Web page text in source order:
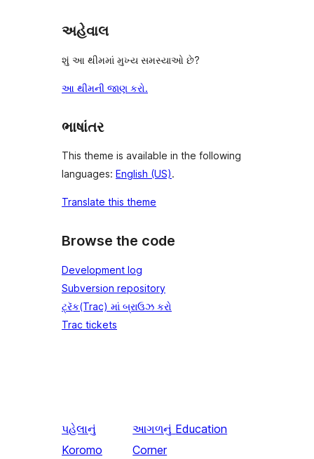
અહેવાલ
શું આ થીમમાં મુખ્ય સમસ્યાઓ છે?
આ થીમની જાણ કરો.
ભાષાંતર
This theme is available in the following
languages: English (US).
Translate this theme
Browse the code
Development log
Subversion repository
ટ્રૅક(Trac) માં બ્રાઉઝ કરો
Trac tickets
પહેલાનું
Koromo
આગળનું Education
Corner